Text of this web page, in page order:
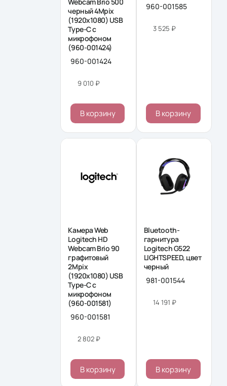
черный 4Mpix
(1920x1080) USB
Type-C с
микрофоном
(960-001424)
960-001424
9 010 ₽
В корзину
960-001585
3 525 ₽
В корзину
Камера Web
Logitech HD
Webcam Brio 90
графитовый
2Mpix
(1920x1080) USB
Type-C с
микрофоном
(960-001581)
960-001581
2 802 ₽
В корзину
Bluetooth-
гарнитура
Logitech G522
LIGHTSPEED, цвет
черный
981-001544
14 191 ₽
В корзину